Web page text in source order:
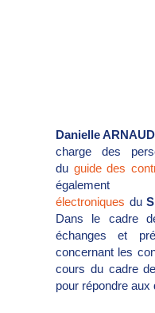
Danielle ARNAUD
charge des
du guide des
électroniques du
Dans le cadre
échanges et
concernant les
cours du cadre
pour répondre